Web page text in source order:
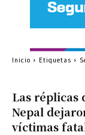
Las réplicas
Nepal
víctimas
Inicio Etiquetas